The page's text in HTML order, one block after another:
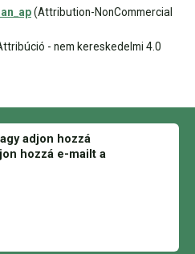
(Attribution-NonCommercial
- nem kereskedelmi 4.0